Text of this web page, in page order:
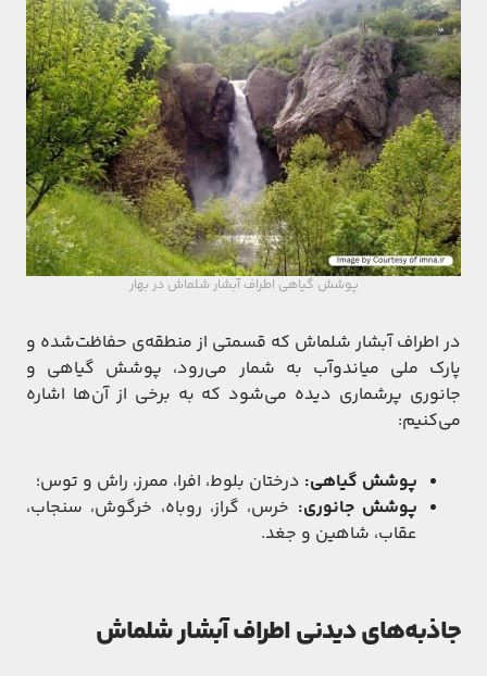
پوشش گیاهی اطراف آبشار شلماش در بهار
در اطراف آبشار شلماش که قسمتی از منطقه‌ی حفاظت‌شده و
پارک ملی میاندوآب به شمار می‌رود، پوشش گیاهی و
جانوری پرشماری دیده می‌شود که به برخی از آن‌ها اشاره
می‌کنیم:
پوشش گیاهی: درختان بلوط، افرا، ممرز، راش و توس؛
پوشش جانوری: خرس، گراز، روباه، خرگوش، سنجاب،
عقاب، شاهین و جغد.
جاذبه‌های دیدنی اطراف آبشار شلماش